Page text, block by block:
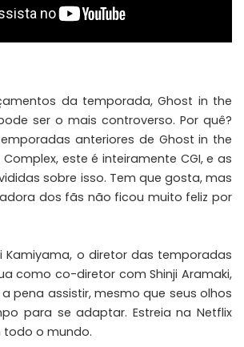
da temporada, Ghost in the
ser o mais controverso. Por quê?
anteriores de Ghost in the
Complex, este é inteiramente CGI, e as
sobre isso. Tem que gosta, mas
dos fãs não ficou muito feliz por
Kamiyama, o diretor das temporadas
como co-diretor com Shinji Aramaki,
pena assistir, mesmo que seus olhos
para se adaptar. Estreia na Netflix
todo o mundo.